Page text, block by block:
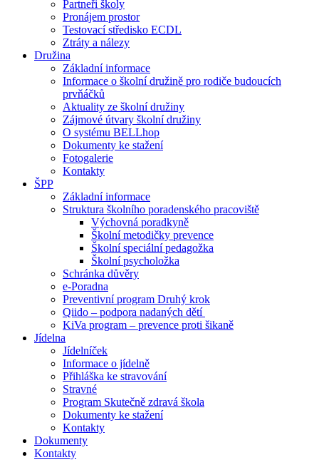
Partneři školy
Pronájem prostor
Testovací středisko ECDL
Ztráty a nálezy
Družina
Základní informace
Informace o školní družině pro rodiče budoucích
prvňáčků
Aktuality ze školní družiny
Zájmové útvary školní družiny
O systému BELLhop
Dokumenty ke stažení
Fotogalerie
Kontakty
ŠPP
Základní informace
Struktura školního poradenského pracoviště
Výchovná poradkyně
Školní metodičky prevence
Školní speciální pedagožka
Školní psycholožka
Schránka důvěry
e-Poradna
Preventivní program Druhý krok
Qiido – podpora nadaných dětí
KiVa program – prevence proti šikaně
Jídelna
Jídelníček
Informace o jídelně
Přihláška ke stravování
Stravné
Program Skutečně zdravá škola
Dokumenty ke stažení
Kontakty
Dokumenty
Kontakty